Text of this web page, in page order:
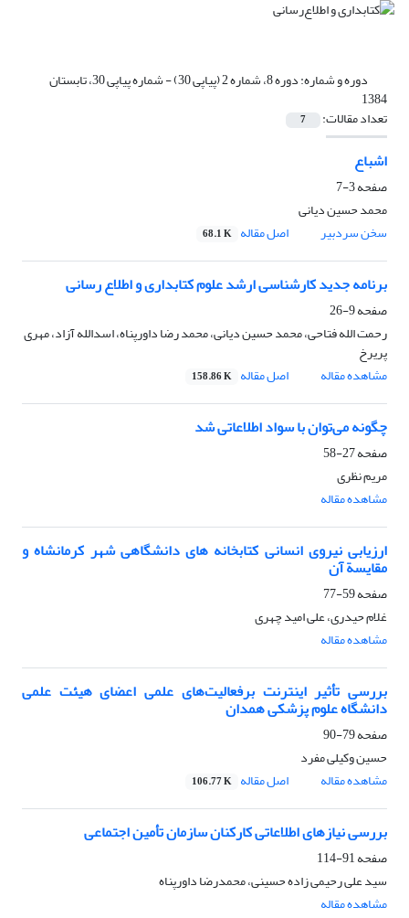
دوره و شماره: دوره 8، شماره 2 (پیاپی 30) - شماره پیاپی 30، تابستان
1384
تعداد مقالات: 7
اشباع
صفحه3-7
محمد حسین دیانی
سخن سردبیر
اصل مقاله 68.1 K
برنامه جدید کارشناسی ارشد علوم کتابداری و اطلاع رسانی
صفحه9-26
رحمت الله فتاحی، محمد حسین دیانی، محمد رضا داورپناه، اسدالله آزاد، مهری
پریرخ
مشاهده مقاله
اصل مقاله 158.86 K
چگونه می‌توان با سواد اطلاعاتی شد
صفحه27-58
مریم نظری
مشاهده مقاله
ارزیابی نیروی انسانی کتابخانه های دانشگاهی شهر کرمانشاه و
مقایسة آن
صفحه59-77
غلام حیدری، علی امید چهری
مشاهده مقاله
بررسی تأثیر اینترنت برفعالیت‌‌‌های علمی اعضای هیئت علمی
دانشگاه علوم پزشکی همدان
صفحه79-90
حسین وکیلی مفرد
مشاهده مقاله
اصل مقاله 106.77 K
بررسی نیازهای اطلاعاتی کارکنان سازمان تأمین اجتماعی
صفحه91-114
سید علی رحیمی زاده حسینی، محمدرضا داورپناه
مشاهده مقاله